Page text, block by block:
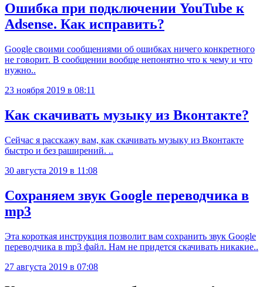
Ошибка при подключении YouTube к
Adsense. Как исправить?
Google своими сообщениями об ошибках ничего конкретного
не говорит. В сообщении вообще непонятно что к чему и что
нужно..
23 ноября 2019 в 08:11
Как скачивать музыку из Вконтакте?
Сейчас я расскажу вам, как скачивать музыку из Вконтакте
быстро и без раширений. ..
30 августа 2019 в 11:08
Сохраняем звук Google переводчика в
mp3
Эта короткая инструкция позволит вам сохранить звук Google
переводчика в mp3 файл. Нам не придется скачивать никакие..
27 августа 2019 в 07:08